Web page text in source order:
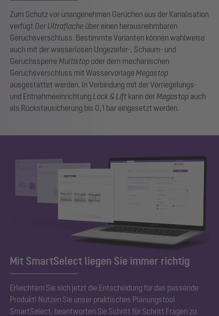
Zum Schutz vor unangenehmen Gerüchen aus der Kanalisation
verfügt Der Ultraflache über einen herausnehmbaren
Geruchsverschluss. Bestimmte Varianten können wahlweise
auch mit der wasserlosen Ungeziefer-, Schaum- und
Geruchssperre Multistop oder dem mechanischen
Geruchsverschluss mit Wasservorlage Megastop
ausgestattet werden. In Verbindung mit der Verriegelungs-
und Entnahmeeinrichtung Lock & Lift kann derMegastop auch
als Rückstausicherung bis 0,1 bar eingesetzt werden.
Mit SmartSelect liegen Sie immer richtig
Erleichtern Sie sich jetzt die Entscheidung für das passende
Produkt! Nutzen Sie unser praktisches Planungstool
SmartSelect, beantworten Sie Schritt für Schritt Fragen zu